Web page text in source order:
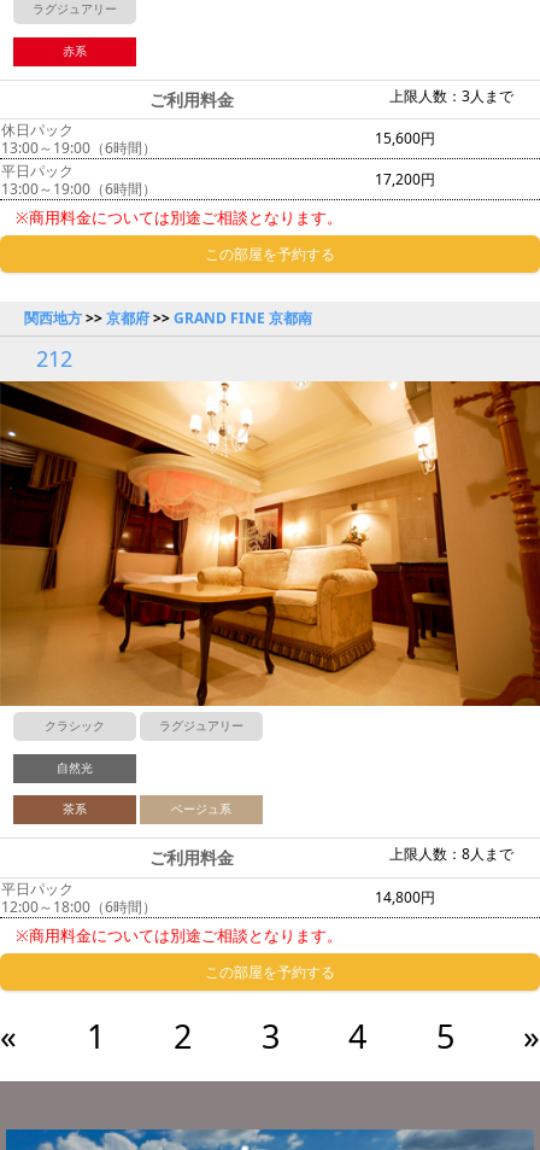
ラグジュアリー
赤系
上限人数：3人まで
ご利用料金
休日パック
13:00～19:00（6時間）
15,600円
平日パック
13:00～19:00（6時間）
17,200円
※商用料金については別途ご相談となります。
この部屋を予約する
関西地方>>京都府>>GRAND FINE 京都南
212
クラシック ラグジュアリー
自然光
茶系 ベージュ系
上限人数：8人まで
ご利用料金
平日パック
12:00～18:00（6時間）
14,800円
※商用料金については別途ご相談となります。
この部屋を予約する
« 1 2 3 4 5 »